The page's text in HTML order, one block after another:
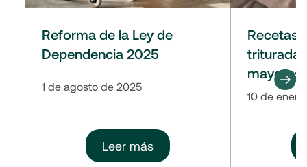
Reforma de la Ley de
Dependencia 2025
1 de agosto de 2025
Leer más
Recetas
triturada
mayores
10 de